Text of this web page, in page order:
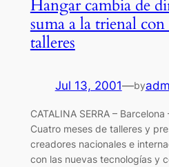
Hangar cambia de
suma a la trienal
talleres
Jul 13, 2001—by
CATALINA SERRA –
Cuatro meses de talleres y
creadores nacionales e
con las nuevas tecnologías y